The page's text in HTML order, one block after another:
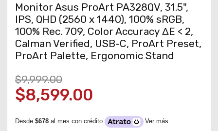
Monitor Asus ProArt PA328QV, 31.5",
IPS, QHD (2560 x 1440), 100% sRGB,
100% Rec. 709, Color Accuracy ΔE < 2,
Calman Verified, USB-C, ProArt Preset,
ProArt Palette, Ergonomic Stand
$9,999.00
$8,599.00
Desde $678 al mes con crédito Ver más